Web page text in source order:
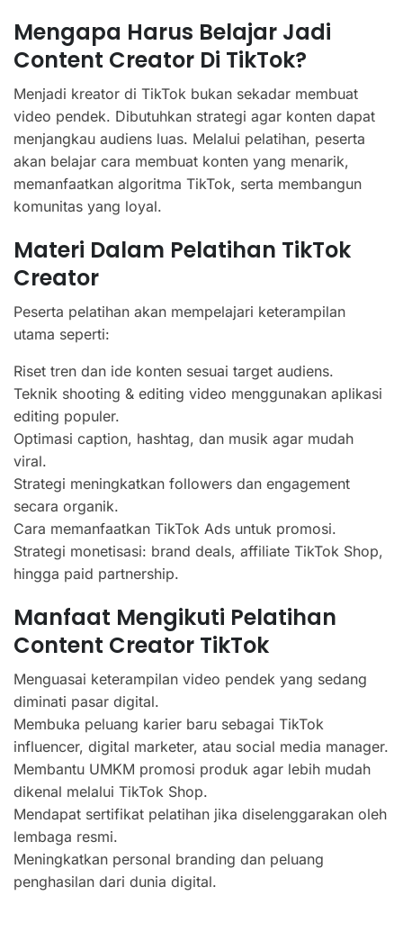
Mengapa Harus Belajar Jadi
Content Creator Di TikTok?
Menjadi kreator di TikTok bukan sekadar membuat
video pendek. Dibutuhkan strategi agar konten dapat
menjangkau audiens luas. Melalui pelatihan, peserta
akan belajar cara membuat konten yang menarik,
memanfaatkan algoritma TikTok, serta membangun
komunitas yang loyal.
Materi Dalam Pelatihan TikTok
Creator
Peserta pelatihan akan mempelajari keterampilan
utama seperti:
Riset tren dan ide konten sesuai target audiens.
Teknik shooting & editing video menggunakan aplikasi
editing populer.
Optimasi caption, hashtag, dan musik agar mudah
viral.
Strategi meningkatkan followers dan engagement
secara organik.
Cara memanfaatkan TikTok Ads untuk promosi.
Strategi monetisasi: brand deals, affiliate TikTok Shop,
hingga paid partnership.
Manfaat Mengikuti Pelatihan
Content Creator TikTok
Menguasai keterampilan video pendek yang sedang
diminati pasar digital.
Membuka peluang karier baru sebagai TikTok
influencer, digital marketer, atau social media manager.
Membantu UMKM promosi produk agar lebih mudah
dikenal melalui TikTok Shop.
Mendapat sertifikat pelatihan jika diselenggarakan oleh
lembaga resmi.
Meningkatkan personal branding dan peluang
penghasilan dari dunia digital.